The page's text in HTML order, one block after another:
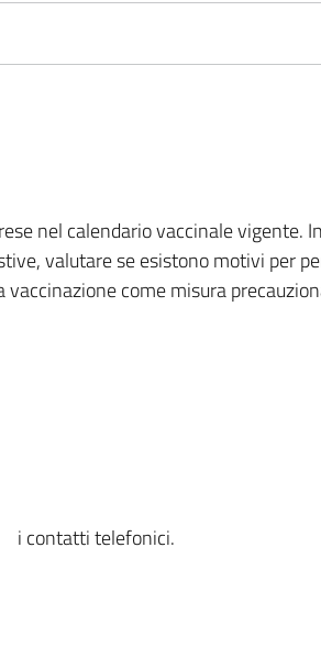
nel calendario vaccinale vigente.
valutare se esistono motivi per
come misura
i contatti telefonici.